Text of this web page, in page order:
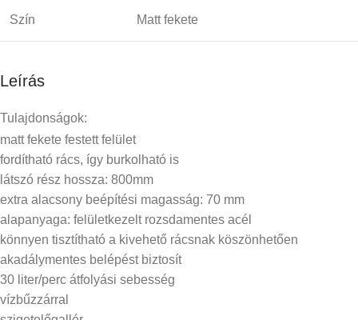
Szín Matt fekete
Leírás
Tulajdonságok:
matt fekete festett felület
fordítható rács, így burkolható is
látszó rész hossza: 800mm
extra alacsony beépítési magasság: 70 mm
alapanyaga: felületkezelt rozsdamentes acél
könnyen tisztítható a kivehető rácsnak köszönhetően
akadálymentes belépést biztosít
30 liter/perc átfolyási sebesség
vízbűzzárral